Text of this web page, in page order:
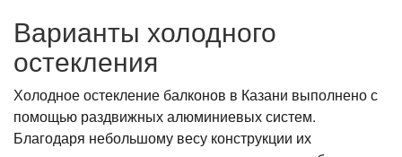
Варианты холодного
остекления
Холодное остекление балконов в Казани выполнено с
помощью раздвижных алюминиевых систем.
Благодаря небольшому весу конструкции их